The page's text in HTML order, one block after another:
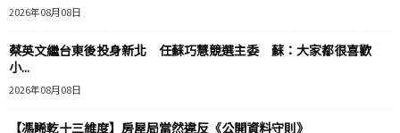
2026年08月08日
蔡英文繼台東後投身新北 任蘇巧慧競選主委 蘇：大家都很喜歡
小...
2026年08月08日
【馮睎乾十三維度】房屋局當然違反《公開資料守則》